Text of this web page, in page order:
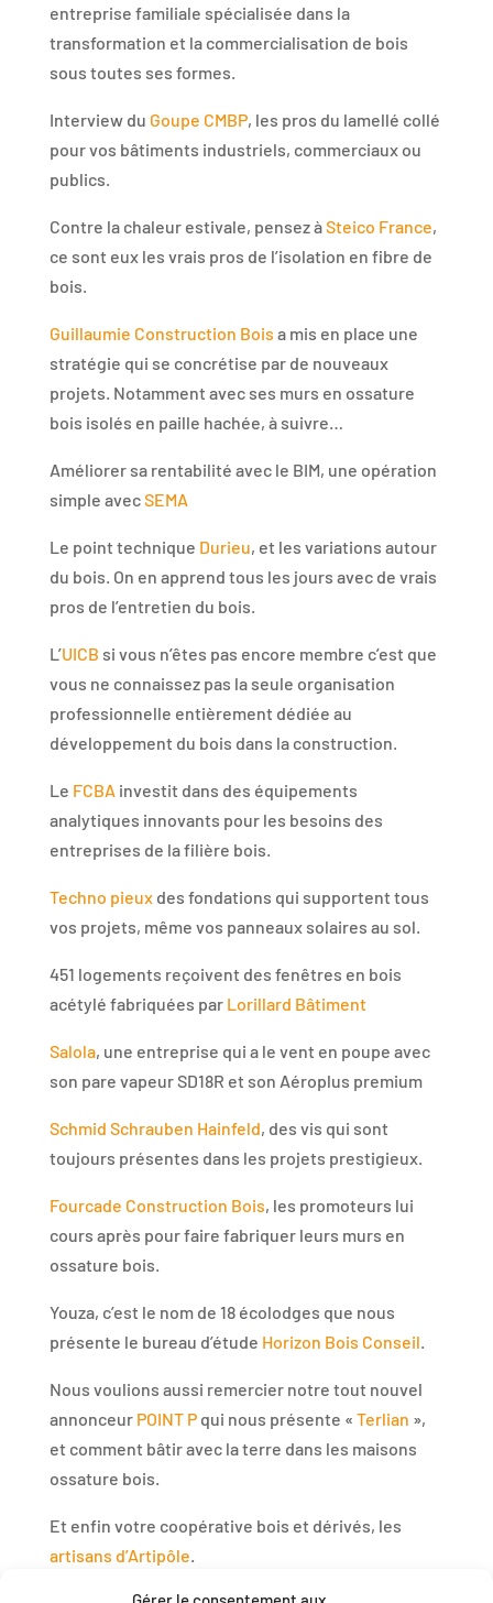
entreprise familiale spécialisée dans la
transformation et la commercialisation de bois
sous toutes ses formes.
Interview du Goupe CMBP, les pros du lamellé collé
pour vos bâtiments industriels, commerciaux ou
publics.
Contre la chaleur estivale, pensez àSteico France,
ce sont eux les vrais pros de l’isolation en fibre de
bois.
Guillaumie Construction Bois a mis en place une
stratégie qui se concrétise par de nouveaux
projets. Notamment avec ses murs en ossature
bois isolés en paille hachée, à suivre…
Améliorer sa rentabilité avec le BIM, une opération
simple avecSEMA
Le point technique Durieu, et les variations autour
du bois. On en apprend tous les jours avec de vrais
pros de l’entretien du bois.
L’UICB si vous n’êtes pas encore membre c’est que
vous ne connaissez pas la seule organisation
professionnelle entièrement dédiée au
développement du bois dans la construction.
Le FCBA investit dans des équipements
analytiques innovants pour les besoins des
entreprises de la filière bois.
Techno pieuxdes fondations qui supportent tous
vos projets, même vos panneaux solaires au sol.
451 logements reçoivent des fenêtres en bois
acétylé fabriquées parLorillard Bâtiment
Salola, une entreprise qui a le vent en poupe avec
son pare vapeur SD18R et son Aéroplus premium
Schmid Schrauben Hainfeld, des vis qui sont
toujours présentes dans les projets prestigieux.
Fourcade Construction Bois, les promoteurs lui
cours après pour faire fabriquer leurs murs en
ossature bois.
Youza, c’est le nom de 18 écolodges que nous
présente le bureau d’étude Horizon Bois Conseil
Nous voulions aussi remercier notre tout nouvel
annonceur POINT Pqui nous présente « Terlian »,
et comment bâtir avec la terre dans les maisons
ossature bois.
Et enfin votre coopérative bois et dérivés, les
artisans d’Artipôle